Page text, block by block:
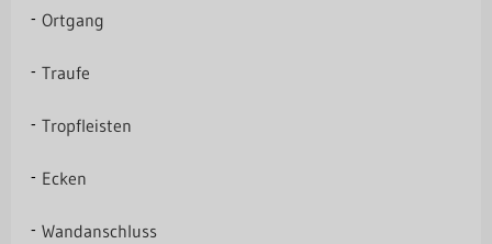
Ortgang
Traufe
Tropfleisten
Ecken
Wandanschluss